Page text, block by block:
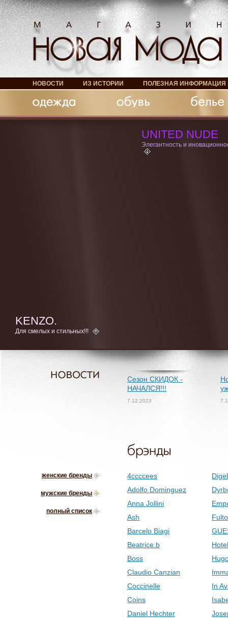
НОВОСТИ ИЗ ИСТОРИИ ПОЛЕЗНАЯ ИНФОРМАЦИЯ
Аксессуары
KENZO.
Для смелых и стильных!!!
UNITED NUDE
Элегантность и
Сезон СКИДОК -
НАЧАЛСЯ!!!
7.12.2023
женские бренды
мужские бренды
полный список
4ccccees
Adolfo Dominguez
Anna Jollini
Ash
Barcelo Biagi
Beatrice.b
Boss
Claudio Canzian
Coccinelle
Coins
Daniel Hechter
Digel
In